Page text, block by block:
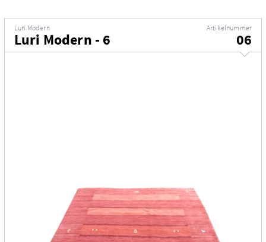
Luri Modern Artikelnummer
Luri Modern - 6 06